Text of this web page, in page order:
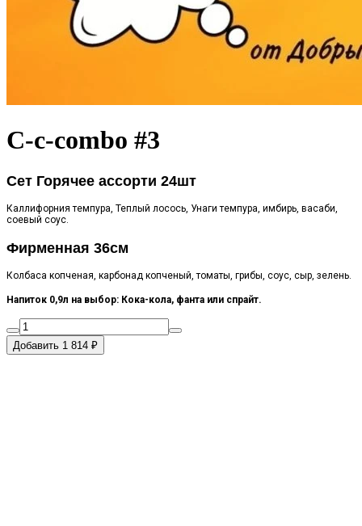
C-c-combo #3
Сет Горячее ассорти 24шт
Каллифорния темпура, Теплый лосось, Унаги темпура, имбирь, васаби,
соевый соус.
Фирменная 36см
Колбаса копченая, карбонад копченый, томаты, грибы, соус, сыр, зелень.
Напиток 0,9л на выбор: Кока-кола, фанта или спрайт.
Добавить 1 814 ₽